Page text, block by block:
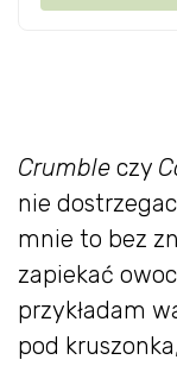
Crumble czy
nie
mnie to bez
zapiekać
przykładam
pod